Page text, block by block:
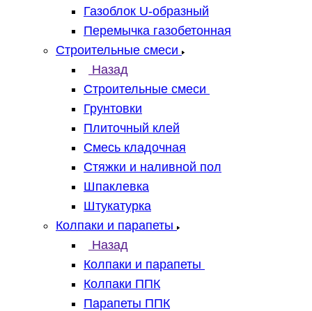
Газоблок U-образный
Перемычка газобетонная
Строительные смеси
Назад
Строительные смеси
Грунтовки
Плиточный клей
Смесь кладочная
Стяжки и наливной пол
Шпаклевка
Штукатурка
Колпаки и парапеты
Назад
Колпаки и парапеты
Колпаки ППК
Парапеты ППК